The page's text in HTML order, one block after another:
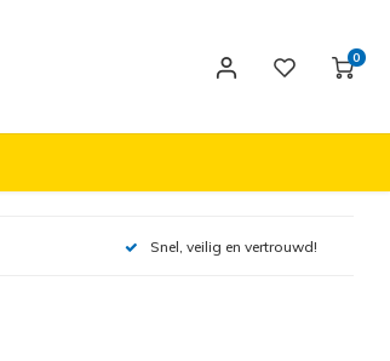
0
Snel, veilig en vertrouwd!